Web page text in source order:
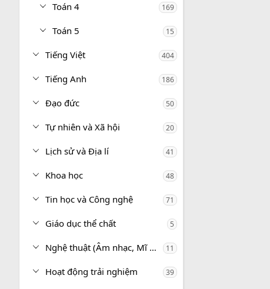
Toán 4 169
Toán 5 15
Tiếng Việt 404
Tiếng Anh 186
Đạo đức 50
Tự nhiên và Xã hội 20
Lịch sử và Địa lí 41
Khoa học 48
Tin học và Công nghệ 71
Giáo dục thể chất 5
Nghệ thuật (Âm nhạc, Mĩ thuật) 11
Hoạt động trải nghiệm 39